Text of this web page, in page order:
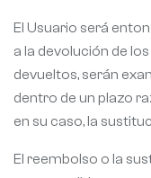
El Usuario será
a la devolución de
devueltos, serán
dentro de un plazo
en su caso, la
El reembolso o la